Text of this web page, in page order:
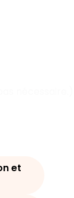
et